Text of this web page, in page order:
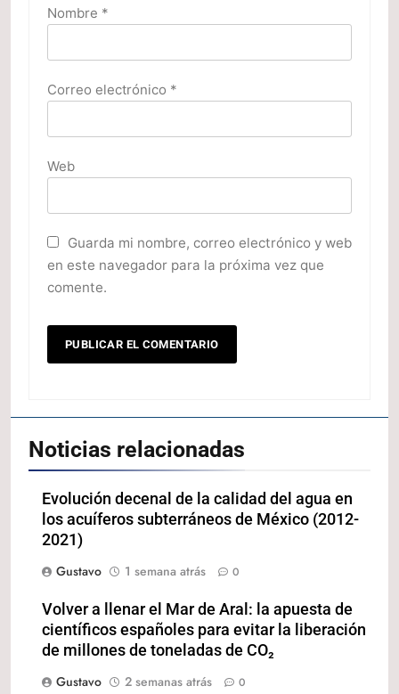
Nombre *
Correo electrónico *
Web
Guarda mi nombre, correo electrónico y web
en este navegador para la próxima vez que
comente.
Noticias relacionadas
Evolución decenal de la calidad del agua en
los acuíferos subterráneos de México (2012-
2021)
Gustavo
1 semana atrás 0
Volver a llenar el Mar de Aral: la apuesta de
científicos españoles para evitar la liberación
de millones de toneladas de CO₂
Gustavo
2 semanas atrás 0